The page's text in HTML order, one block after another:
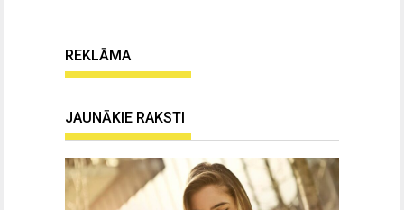
REKLĀMA
JAUNĀKIE RAKSTI